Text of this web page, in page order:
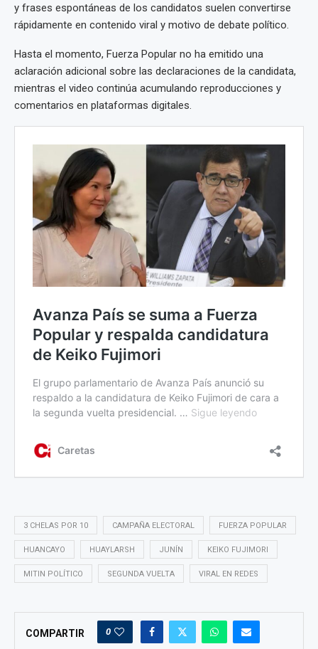
y frases espontáneas de los candidatos suelen convertirse
rápidamente en contenido viral y motivo de debate político.
Hasta el momento, Fuerza Popular no ha emitido una
aclaración adicional sobre las declaraciones de la candidata,
mientras el video continúa acumulando reproducciones y
comentarios en plataformas digitales.
3 CHELAS POR 10 CAMPAÑA ELECTORAL FUERZA POPULAR
HUANCAYO HUAYLARSH JUNÍN KEIKO FUJIMORI
MITIN POLÍTICO SEGUNDA VUELTA VIRAL EN REDES
COMPARTIR 0